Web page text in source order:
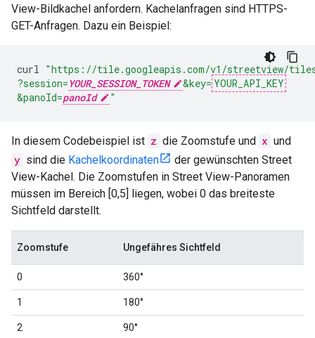
View-Bildkachel anfordern. Kachelanfragen sind HTTPS-
GET-Anfragen. Dazu ein Beispiel:
curl "https://tile.googleapis.com/v1/streetview/
?session= YOUR_SESSION_TOKEN &key= YOUR_API_KEY
&panoId=panoId "
In diesem Codebeispiel ist z die Zoomstufe und x und
y sind die Kachelkoordinaten
der gewünschten Street
View-Kachel. Die Zoomstufen in Street View-Panoramen
müssen im Bereich [0,5] liegen, wobei 0 das breiteste
Sichtfeld darstellt.
Zoomstufe Ungefähres Sichtfeld
0 360°
1 180°
2 90°